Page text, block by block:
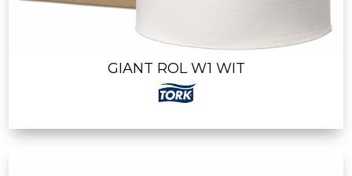
GIANT ROL W1 WIT